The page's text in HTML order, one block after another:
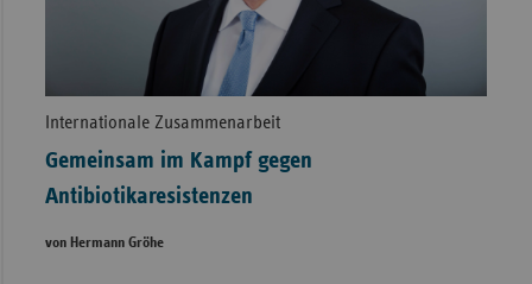
Internationale Zusammenarbeit
Gemeinsam im Kampf gegen
Antibiotikaresistenzen
von Hermann Gröhe